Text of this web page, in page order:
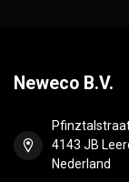
Neweco B.V.
4143 JB
Nederland